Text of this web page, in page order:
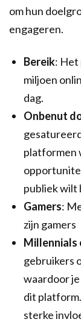
om hun
engageren.
Bereik: Het
miljoen
dag.
Onbenut
platformen
publiek wilt
Gamers:
zijn gamers
Millennials
gebruikers
waardoor
dit
sterke